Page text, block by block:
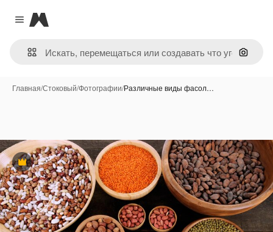
Close menu
Magnific
Поиск
Главная/Стоковый/Фотографии/Различные виды фасол…
Премиум